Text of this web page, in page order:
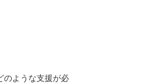
のような支援が必